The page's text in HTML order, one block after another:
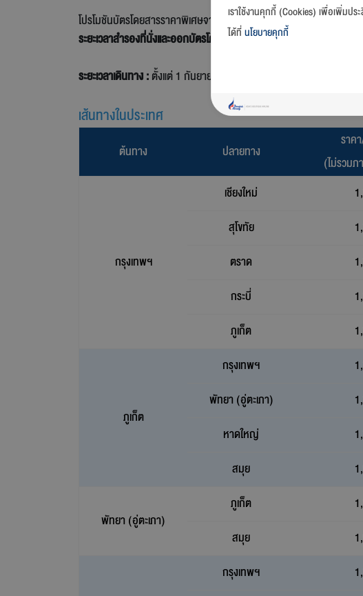
โปรโมชันบัตรโดยสารราคาพิเศษจากบางกอกแอร์เวย์ส(กรุณาศึกษาข้อก
ระยะเวลาสำรองที่นั่งและออกบัตรโดยสาร :6 สิงหาคม 2569 - 12 สิงหา
ระยะเวลาเดินทาง :ตั้งแต่ 1 กันยายน 2569 เป็นต้นไปจนกว่าจะมีการเปลี่ยน
เส้นทางในประเทศ
ต้นทาง ปลายทาง
ราค
(ไม่รวม
กรุงเทพฯ
เชียงใหม่
สุโขทัย
ตราด
กระบี่
ภูเก็ต
ภูเก็ต
กรุงเทพฯ
พัทยา (อู่ตะเภา)
หาดใหญ่
สมุย
พัทยา (อู่ตะเภา)
ภูเก็ต
สมุย
กรุงเทพฯ
เราใช้งานคุกกี้ (Cookies) เพื่อเพิ่มปร
ได้ที่นโยบายคุกกี้